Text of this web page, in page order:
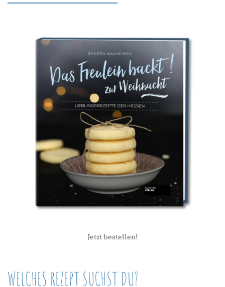
Jetzt bestellen!
WELCHES REZEPT SUCHST DU?